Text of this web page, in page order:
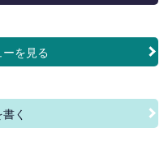
を見る
く